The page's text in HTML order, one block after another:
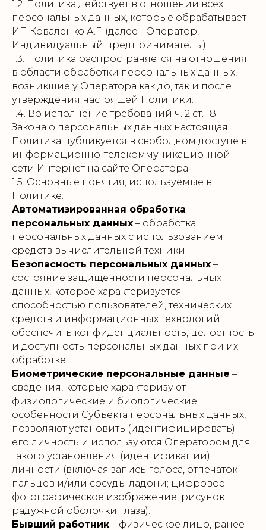
1.2. Политика действует в отношении всех
персональных данных, которые обрабатывает
ИП Коваленко А.Г. (далее - Оператор,
Индивидуальный предприниматель.).
1.3. Политика распространяется на отношения
в области обработки персональных данных,
возникшие у Оператора как до, так и после
утверждения настоящей Политики.
1.4. Во исполнение требований ч. 2 ст. 18.1
Закона о персональных данных настоящая
Политика публикуется в свободном доступе в
информационно-телекоммуникационной
сети Интернет на сайте Оператора.
1.5. Основные понятия, используемые в
Политике:
Автоматизированная обработка
персональных данных – обработка
персональных данных с использованием
средств вычислительной техники.
Безопасность персональных данных –
состояние защищенности персональных
данных, которое характеризуется
способностью пользователей, технических
средств и информационных технологий
обеспечить конфиденциальность, целостность
и доступность персональных данных при их
обработке.
Биометрические персональные данные –
сведения, которые характеризуют
физиологические и биологические
особенности Субъекта персональных данных,
позволяют установить (идентифицировать)
его личность и используются Оператором для
такого установления (идентификации)
личности (включая запись голоса, отпечаток
пальцев и/или сосуды ладони; цифровое
фотографическое изображение, рисунок
радужной оболочки глаза).
Бывший работник – физическое лицо, ранее